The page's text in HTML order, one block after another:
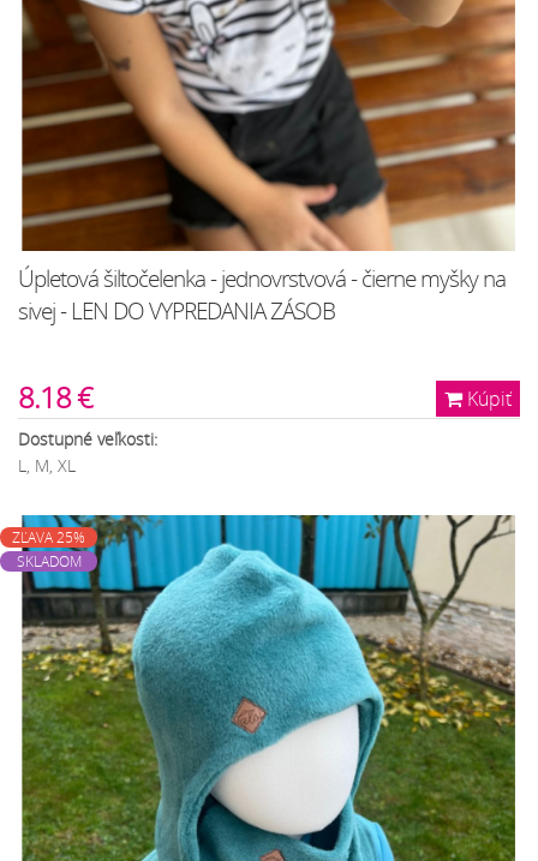
Úpletová šiltočelenka - jednovrstvová - čierne myšky na
sivej - LEN DO VYPREDANIA ZÁSOB
Kúpiť
8.18 €
Dostupné veľkosti:
L, M, XL
ZĽAVA 25%
SKLADOM